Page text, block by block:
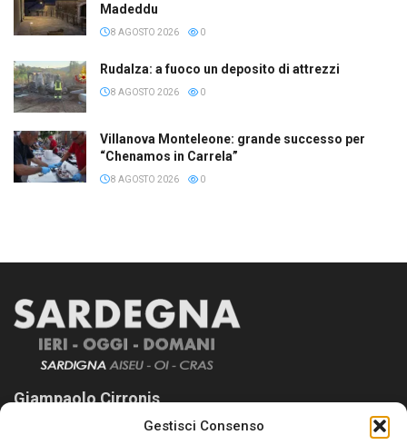
Gestisci Consenso
Madeddu
8 AGOSTO 2026 0
Rudalza: a fuoco un deposito di attrezzi
8 AGOSTO 2026 0
Villanova Monteleone: grande successo per
“Chenamos in Carrela”
8 AGOSTO 2026 0
Giampaolo Cirronis
Sardegna Ieri-Oggi-Domani nasce per informare “liberamente” i